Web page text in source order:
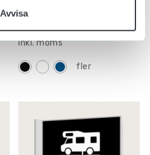
Avvisa
406.00 kr
Inkl. moms
fler